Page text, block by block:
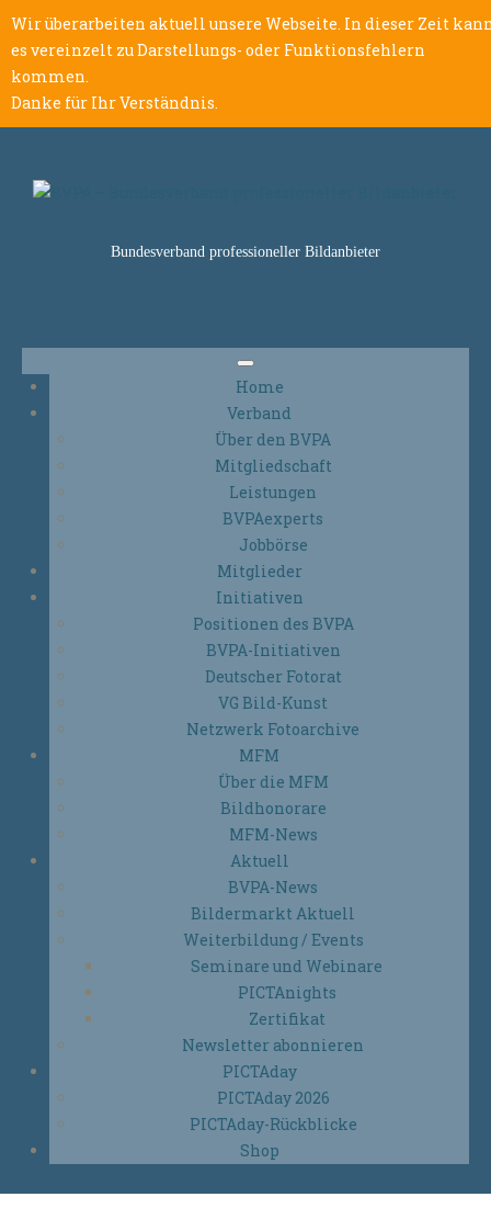
Wir überarbeiten aktuell unsere Webseite. In dieser Zeit
es vereinzelt zu Darstellungs- oder Funktionsfehlern
kommen.
Danke für Ihr Verständnis.
Bundesverband professioneller Bildanbieter
Home
Verband
Über den BVPA
Mitgliedschaft
Leistungen
BVPAexperts
Jobbörse
Mitglieder
Initiativen
Positionen des BVPA
BVPA-Initiativen
Deutscher Fotorat
VG Bild-Kunst
Netzwerk Fotoarchive
MFM
Über die MFM
Bildhonorare
MFM-News
Aktuell
BVPA-News
Bildermarkt Aktuell
Weiterbildung / Events
Seminare und Webinare
PICTAnights
Zertifikat
Newsletter abonnieren
PICTAday
PICTAday 2026
PICTAday-Rückblicke
Shop